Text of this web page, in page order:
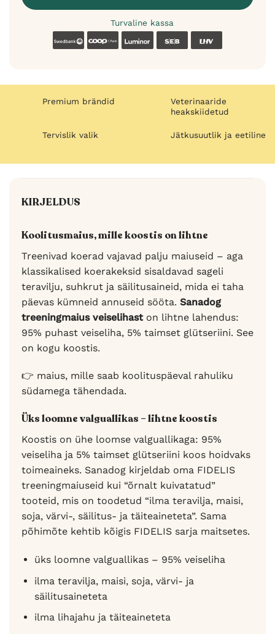
Turvaline kassa
SwedbankCoop Luminor SEB
Premium brändid
Veterinaaride
heakskiidetud
Tervislik valik Jätkusuutlik ja eetiline
KIRJELDUS
Koolitusmaius, mille koostis on lihtne
Treenivad koerad vajavad palju maiuseid – aga
klassikalised koerakeksid sisaldavad sageli
teravilju, suhkrut ja säilitusaineid, mida ei taha
päevas kümneid annuseid sööta. Sanadog
treeningmaius veiselihast on lihtne lahendus:
95% puhast veiseliha, 5% taimset glütseriini. See
on kogu koostis.
👉 maius, mille saab koolituspäeval rahuliku
südamega tähendada.
Üks loomne valguallikas – lihtne koostis
Koostis on ühe loomse valguallikaga: 95%
veiseliha ja 5% taimset glütseriini koos hoidvaks
toimeaineks. Sanadog kirjeldab oma FIDELIS
treeningmaiuseid kui “õrnalt kuivatatud”
tooteid, mis on toodetud “ilma teravilja, maisi,
soja, värvi-, säilitus- ja täiteaineteta”. Sama
põhimõte kehtib kõigis FIDELIS sarja maitsetes.
üks loomne valguallikas – 95% veiseliha
ilma teravilja, maisi, soja, värvi- ja
säilitusaineteta
ilma lihajahu ja täiteaineteta